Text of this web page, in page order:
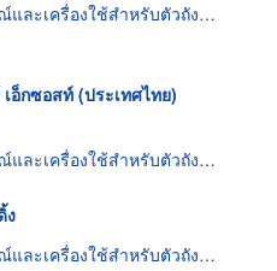
ละเครื่องใช้สำหรับตัวถังรถยนต์
อ็กซอสท์ (ประเทศไทย)
ละเครื่องใช้สำหรับตัวถังรถยนต์
ง
ละเครื่องใช้สำหรับตัวถังรถยนต์